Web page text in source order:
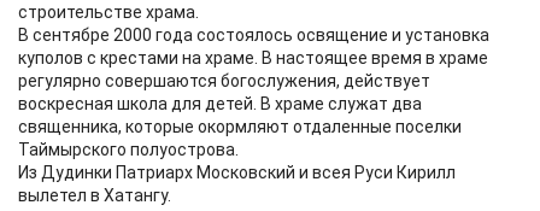
строительстве храма.
В сентябре 2000 года состоялось освящение и установка
куполов с крестами на храме. В настоящее время в храме
регулярно совершаются богослужения, действует
воскресная школа для детей. В храме служат два
священника, которые окормляют отдаленные поселки
Таймырского полуострова.
Из Дудинки Патриарх Московский и всея Руси Кирилл
вылетел в Хатангу.